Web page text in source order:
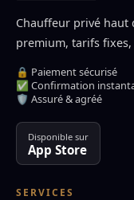
Chauffeur privé haut
premium, tarifs
🔒 Paiement sécurisé
✅ Confirmation
🛡️ Assuré & agréé
Disponible sur
App Store
SERVICES